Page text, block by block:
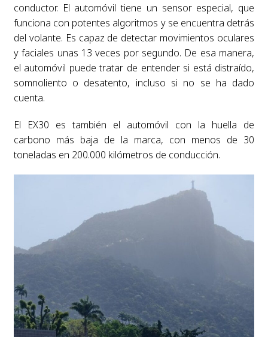
conductor. El automóvil tiene un sensor especial, que
funciona con potentes algoritmos y se encuentra detrás
del volante. Es capaz de detectar movimientos oculares
y faciales unas 13 veces por segundo. De esa manera,
el automóvil puede tratar de entender si está distraído,
somnoliento o desatento, incluso si no se ha dado
cuenta.
El EX30 es también el automóvil con la huella de
carbono más baja de la marca, con menos de 30
toneladas en 200.000 kilómetros de conducción.